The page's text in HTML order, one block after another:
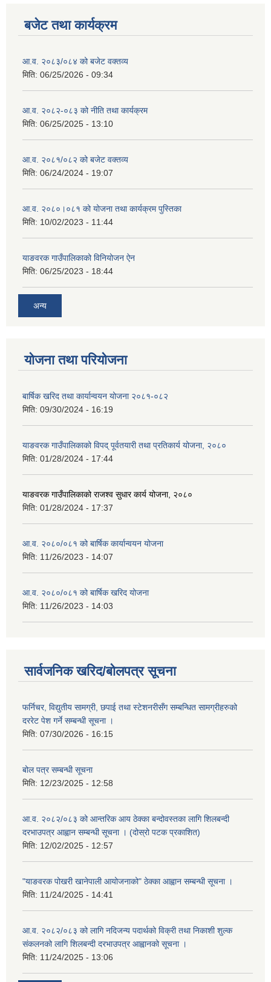
बजेट तथा कार्यक्रम
आ.व. २०८३/०८४ को बजेट वक्तव्य
मिति: 06/25/2026 - 09:34
आ.व. २०८२-०८३ को नीति तथा कार्यक्रम
मिति: 06/25/2025 - 13:10
आ.व. २०८१/०८२ को बजेट वक्तव्य
मिति: 06/24/2024 - 19:07
आ.व. २०८०।०८१ को योजना तथा कार्यक्रम पुस्तिका
मिति: 10/02/2023 - 11:44
याङवरक गाउँपालिकाको विनियोजन ऐन
मिति: 06/25/2023 - 18:44
अन्य
योजना तथा परियोजना
बार्षिक खरिद तथा कार्यान्वयन योजना २०८१-०८२
मिति: 09/30/2024 - 16:19
याङवरक गाउँपालिकाको विपद् पूर्वतयारी तथा प्रतिकार्य योजना, २०८०
मिति: 01/28/2024 - 17:44
याङवरक गाउँपालिकाको राजश्व सुधार कार्य योजना, २०८०
मिति: 01/28/2024 - 17:37
आ.व. २०८०/०८१ को बार्षिक कार्यान्वयन योजना
मिति: 11/26/2023 - 14:07
आ.व. २०८०/०८१ को बार्षिक खरिद योजना
मिति: 11/26/2023 - 14:03
सार्वजनिक खरिद/बोलपत्र सूचना
फर्निचर, विद्युतीय सामग्री, छपाई तथा स्टेशनरीसँग सम्बन्धित सामग्रीहरुको
दररेट पेश गर्ने सम्बन्धी सूचना ।
मिति: 07/30/2026 - 16:15
बोल पत्र सम्बन्धी सूचना
मिति: 12/23/2025 - 12:58
आ.व. २०८२/०८३ को आन्तरिक आय ठेक्का बन्दोवस्तका लागि शिलबन्दी
दरभाउपत्र आह्वान सम्बन्धी सूचना । (दोस्रो पटक प्रकाशित)
मिति: 12/02/2025 - 12:57
"याङवरक पोखरी खानेपाली आयोजनाको" ठेक्का आह्वान सम्बन्धी सूचना ।
मिति: 11/24/2025 - 14:41
आ.व. २०८२/०८३ को लागि नदिजन्य पदार्थको विक्री तथा निकाशी शुल्क
संकलनको लागि शिलबन्दी दरभाउपत्र आह्वानको सूचना ।
मिति: 11/24/2025 - 13:06